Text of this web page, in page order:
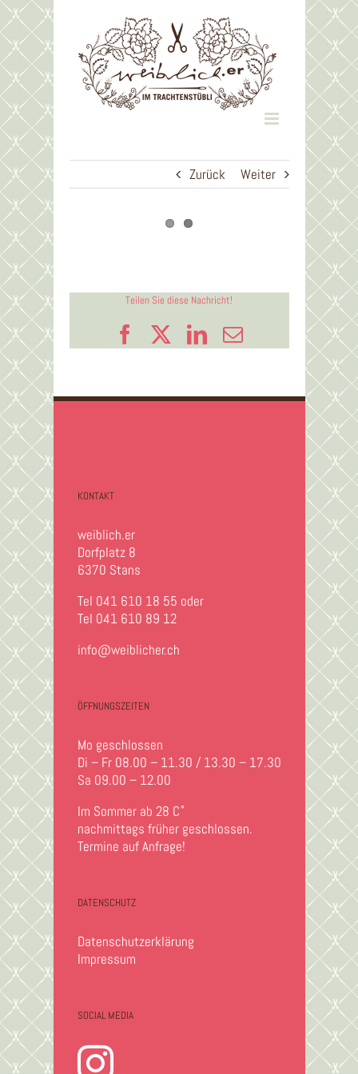
Zum
Inhalt
springen
Zurück Weiter
Teilen Sie diese Nachricht!
FacebookLinkedIn
E-
Mail
KONTAKT
weiblich.er
Dorfplatz 8
6370 Stans
Tel 041 610 18 55 oder
Tel 041 610 89 12
info@weiblicher.ch
ÖFFNUNGSZEITEN
Mo geschlossen
Di – Fr 08.00 – 11.30 / 13.30 – 17.30
Sa 09.00 – 12.00
Im Sommer ab 28 C˚
nachmittags früher geschlossen.
Termine auf Anfrage!
DATENSCHUTZ
Datenschutzerklärung
Impressum
SOCIAL MEDIA